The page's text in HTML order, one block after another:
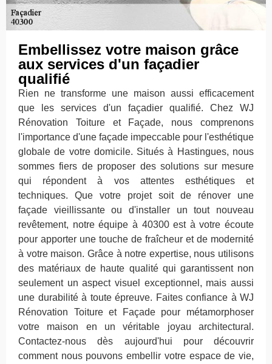
Embellissez votre maison grâce
aux services d'un façadier
qualifié
Rien ne transforme une maison aussi efficacement
que les services d'un façadier qualifié. Chez WJ
Rénovation Toiture et Façade, nous comprenons
l'importance d'une façade impeccable pour l'esthétique
globale de votre domicile. Situés à Hastingues, nous
sommes fiers de proposer des solutions sur mesure
qui répondent à vos attentes esthétiques et
techniques. Que votre projet soit de rénover une
façade vieillissante ou d'installer un tout nouveau
revêtement, notre équipe à 40300 est à votre écoute
pour apporter une touche de fraîcheur et de modernité
à votre maison. Grâce à notre expertise, nous utilisons
des matériaux de haute qualité qui garantissent non
seulement un aspect visuel exceptionnel, mais aussi
une durabilité à toute épreuve. Faites confiance à WJ
Rénovation Toiture et Façade pour métamorphoser
votre maison en un véritable joyau architectural.
Contactez-nous dès aujourd'hui pour découvrir
comment nous pouvons embellir votre espace de vie,